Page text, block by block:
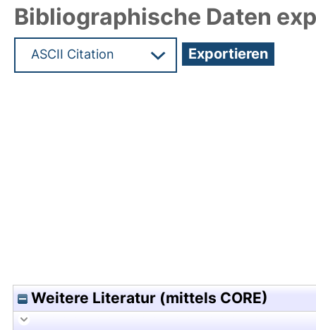
Bibliographische Daten
Weitere Literatur (mittels CORE)